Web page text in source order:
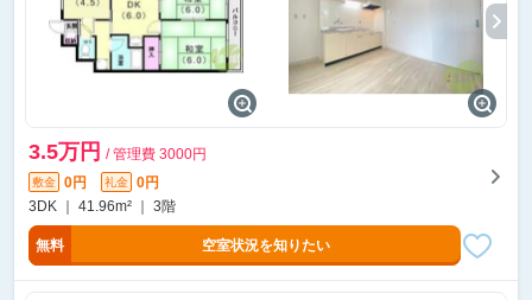
3.5万円 / 管理費 3000円
敷金 0円 礼金
0円
3DK ｜ 41.96m² ｜ 3階
無料 空室状況を知りたい